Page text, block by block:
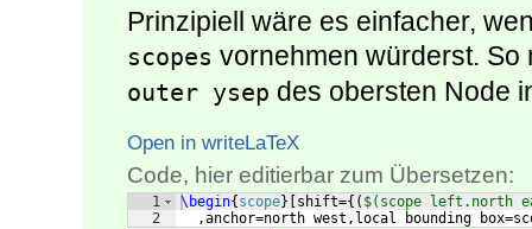
Prinzipiell wäre es einfacher,
scopes vornehmen würderst.
outer ysep des obersten Node
Open in writeLaTeX
Code, hier editierbar zum Übersetzen:
1
2
\begin{ scope} shift={( $(scope left.north
,anchor=north west,local bounding